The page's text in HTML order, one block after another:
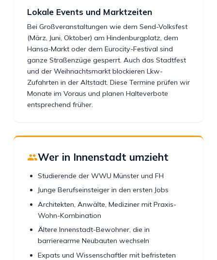
Lokale Events und Marktzeiten
Bei Großveranstaltungen wie dem Send-Volksfest
(März, Juni, Oktober) am Hindenburgplatz, dem
Hansa-Markt oder dem Eurocity-Festival sind
ganze Straßenzüge gesperrt. Auch das Stadtfest
und der Weihnachtsmarkt blockieren Lkw-
Zufahrten in der Altstadt. Diese Termine prüfen wir
Monate im Voraus und planen Halteverbote
entsprechend früher.
Wer in Innenstadt umzieht
Studierende der WWU Münster und FH
Junge Berufseinsteiger in den ersten Jobs
Architekten, Anwälte, Mediziner mit Praxis-
Wohn-Kombination
Ältere Innenstadt-Bewohner, die in
barrierearme Neubauten wechseln
Expats und Wissenschaftler mit befristeten